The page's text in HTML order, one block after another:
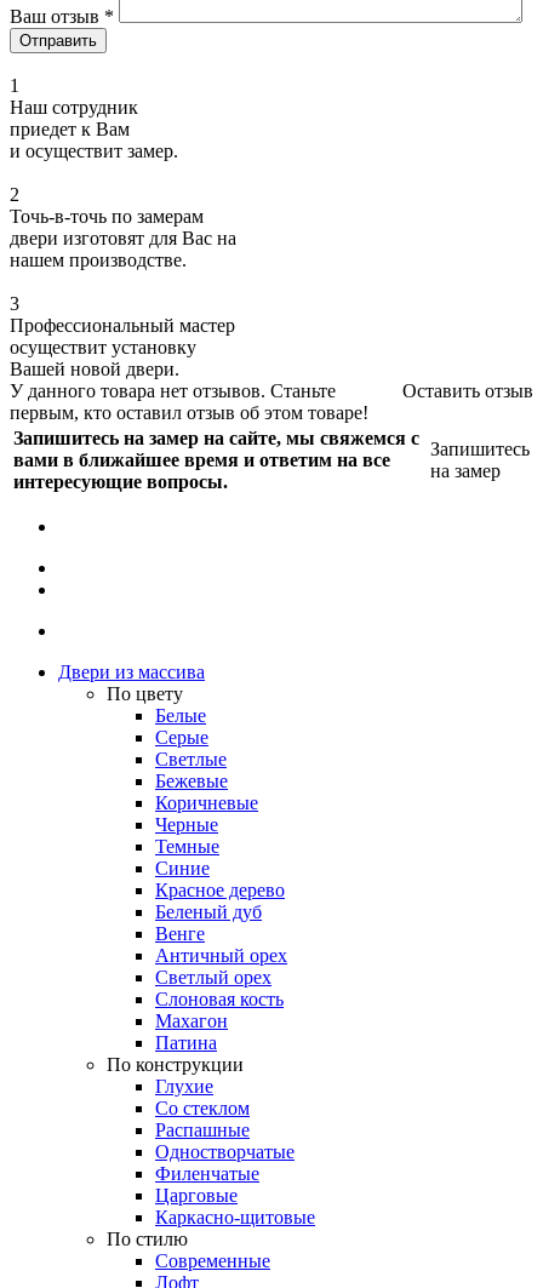
Ваш отзыв *
1
Наш сотрудник
приедет к Вам
и осуществит замер.
2
Точь-в-точь по замерам
двери изготовят для Вас на
нашем производстве.
3
Профессиональный мастер
осуществит установку
Вашей новой двери.
Оставить отзыв
У данного товара нет отзывов. Станьте
первым, кто оставил отзыв об этом товаре!
Запишитесь на замер на сайте, мы свяжемся с
вами в ближайшее время и ответим на все
интересующие вопросы.
Запишитесь
на замер
Двери из массива
По цвету
Белые
Серые
Светлые
Бежевые
Коричневые
Черные
Темные
Синие
Красное дерево
Беленый дуб
Венге
Античный орех
Светлый орех
Слоновая кость
Махагон
Патина
По конструкции
Глухие
Со стеклом
Распашные
Одностворчатые
Филенчатые
Царговые
Каркасно-щитовые
По стилю
Современные
Лофт